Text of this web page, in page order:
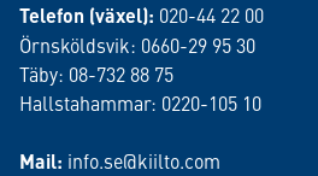
Telefon (växel): 020-44 22 00
Örnsköldsvik: 0660-29 95 30
Täby: 08-732 88 75
Hallstahammar: 0220-105 10
Mail: info.se@kiilto.com